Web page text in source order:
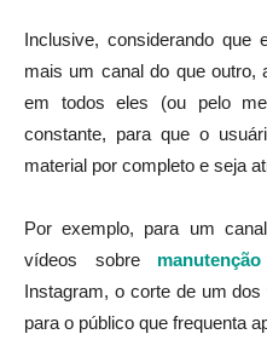
Inclusive, considerando que
mais um canal do que outro,
em todos eles (ou pelo
constante, para que o
material por completo e seja
Por exemplo, para um
vídeos sobre
Instagram, o corte de um
para o público que frequenta